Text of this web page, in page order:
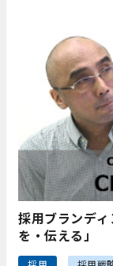
採用ブランデ
を・伝える」